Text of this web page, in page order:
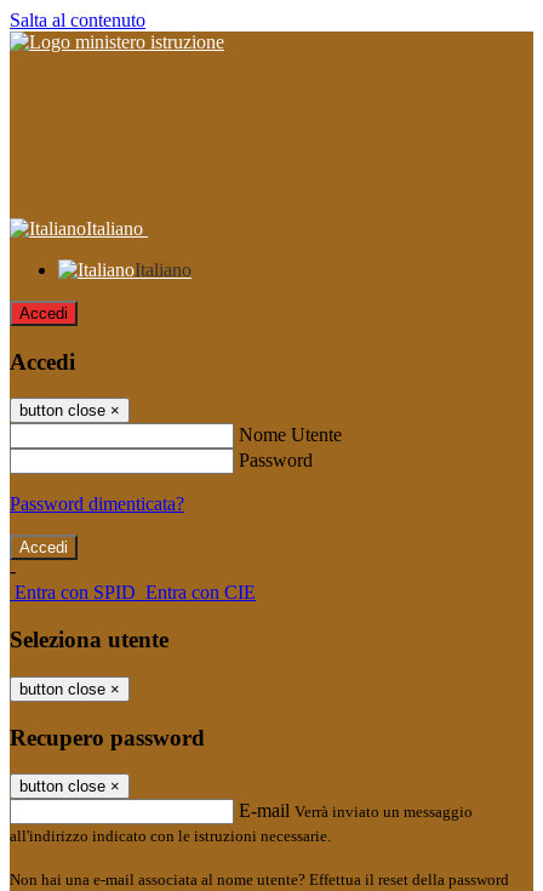
Salta al contenuto
Italiano
Italiano
Accedi
Accedi
button close ×
Nome Utente
Password
Password dimenticata?
-
Entra con SPID Entra con CIE
Seleziona utente
button close ×
Recupero password
button close ×
E-mail Verrà inviato un messaggio
all'indirizzo indicato con le istruzioni necessarie.
Non hai una e-mail associata al nome utente? Effettua il reset della password